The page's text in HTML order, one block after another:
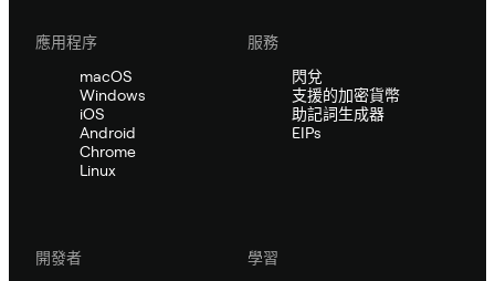
應用程序
macOS
Windows
iOS
Android
Chrome
Linux
服務
閃兌
支援的加密貨幣
助記詞生成器
EIPs
開發者
學習